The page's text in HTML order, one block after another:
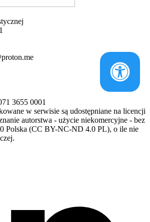
3655 0001
w serwisie są udostępniane na licencji
autorstwa - użycie niekomercyjne - bez
Polska (CC BY-NC-ND 4.0 PL), o ile nie